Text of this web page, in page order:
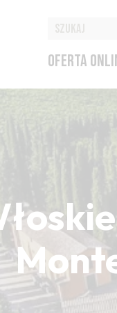
OFERTA